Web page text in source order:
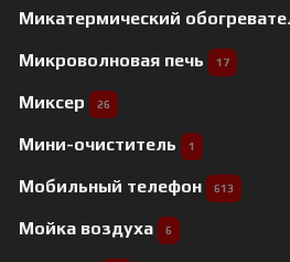
Микатермический
Микроволновая печь 17
Миксер 26
Мини-очиститель 1
Мобильный телефон 613
Мойка воздуха 6